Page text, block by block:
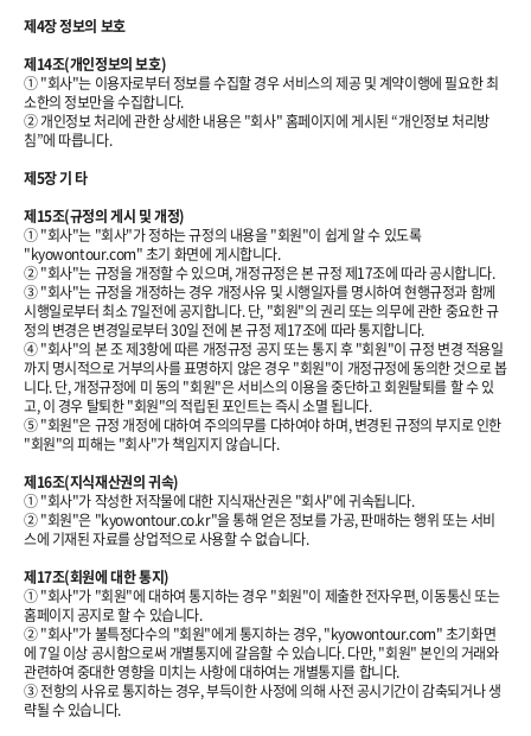
제4장 정보의 보호
제14조(개인정보의 보호)
① "회사"는 이용자로부터 정보를 수집할 경우 서비스의 제공 및 계약이행에 필요한 최
소한의 정보만을 수집합니다.
② 개인정보 처리에 관한 상세한 내용은 "회사" 홈페이지에 게시된 “개인정보 처리방
침”에 따릅니다.
제5장 기 타
제15조(규정의 게시 및 개정)
① "회사"는 "회사"가 정하는 규정의 내용을 "회원"이 쉽게 알 수 있도록
"kyowontour.com" 초기 화면에 게시합니다.
② "회사"는 규정을 개정할 수 있으며, 개정규정은 본 규정 제17조에 따라 공시합니다.
③ "회사"는 규정을 개정하는 경우 개정사유 및 시행일자를 명시하여 현행규정과 함께
시행일로부터 최소 7일전에 공지합니다. 단, "회원"의 권리 또는 의무에 관한 중요한 규
정의 변경은 변경일로부터 30일 전에 본 규정 제17조에 따라 통지합니다.
④ "회사"의 본 조 제3항에 따른 개정규정 공지 또는 통지 후 "회원"이 규정 변경 적용일
까지 명시적으로 거부의사를 표명하지 않은 경우 "회원"이 개정규정에 동의한 것으로 봅
니다. 단, 개정규정에 미 동의 "회원"은 서비스의 이용을 중단하고 회원탈퇴를 할 수 있
고, 이 경우 탈퇴한 "회원"의 적립된 포인트는 즉시 소멸 됩니다.
⑤ "회원"은 규정 개정에 대하여 주의의무를 다하여야 하며, 변경된 규정의 부지로 인한
"회원"의 피해는 "회사"가 책임지지 않습니다.
제16조(지식재산권의 귀속)
① "회사"가 작성한 저작물에 대한 지식재산권은 "회사"에 귀속됩니다.
② "회원"은 "kyowontour.co.kr"을 통해 얻은 정보를 가공, 판매하는 행위 또는 서비
스에 기재된 자료를 상업적으로 사용할 수 없습니다.
제17조(회원에 대한 통지)
① "회사"가 "회원"에 대하여 통지하는 경우 "회원"이 제출한 전자우편, 이동통신 또는
홈페이지 공지로 할 수 있습니다.
② "회사"가 불특정다수의 "회원"에게 통지하는 경우, "kyowontour.com" 초기화면
에 7일 이상 공시함으로써 개별통지에 갈음할 수 있습니다. 다만, "회원" 본인의 거래와
관련하여 중대한 영향을 미치는 사항에 대하여는 개별통지를 합니다.
③ 전항의 사유로 통지하는 경우, 부득이한 사정에 의해 사전 공시기간이 감축되거나 생
략될 수 있습니다.